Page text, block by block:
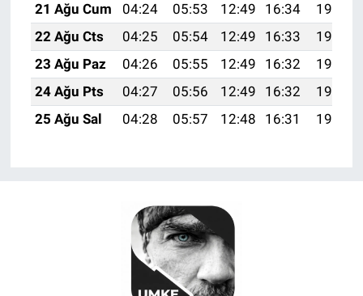
21 Ağu Cum
04:24 05:53 12:49 16:34
19:36
22 Ağu Cts
04:25 05:54 12:49 16:33
19:34
23 Ağu Paz
04:26 05:55 12:49 16:32
19:33
24 Ağu Pts
04:27 05:56 12:49 16:32
19:31
25 Ağu Sal
04:28 05:57 12:48 16:31 19:30